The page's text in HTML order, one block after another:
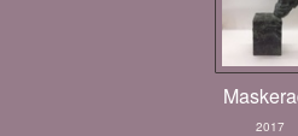
2017